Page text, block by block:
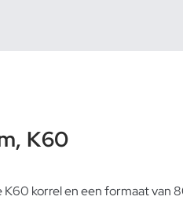
K60
korrel en een formaat van